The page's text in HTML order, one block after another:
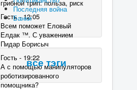
грибной трип: польза, риск
Гость - 12:05
Всем поможет Еловый
Елдак ™. С уважением
Пидар Борисыч
Гость - 19:22
А с помощью манипуляторов
роботизированного
помощника?
Последняя война
Банки
все тэги